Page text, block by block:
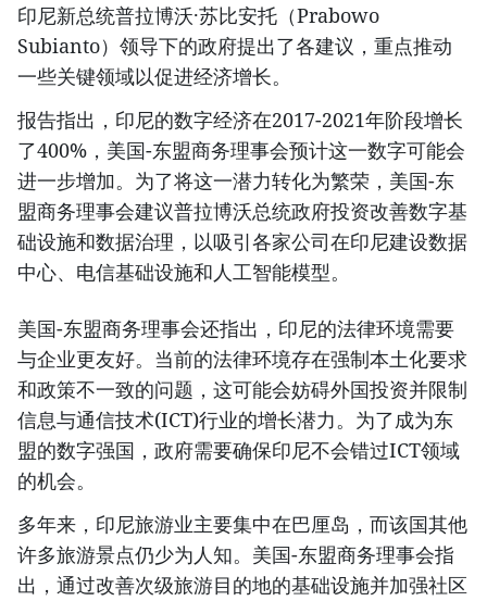
印尼新总统普拉博沃·苏比安托（Prabowo
Subianto）领导下的政府提出了各建议，重点推动
一些关键领域以促进经济增长。
报告指出，印尼的数字经济在2017-2021年阶段增长
了400%，美国-东盟商务理事会预计这一数字可能会
进一步增加。为了将这一潜力转化为繁荣，美国-东
盟商务理事会建议普拉博沃总统政府投资改善数字基
础设施和数据治理，以吸引各家公司在印尼建设数据
中心、电信基础设施和人工智能模型。
美国-东盟商务理事会还指出，印尼的法律环境需要
与企业更友好。当前的法律环境存在强制本土化要求
和政策不一致的问题，这可能会妨碍外国投资并限制
信息与通信技术(ICT)行业的增长潜力。为了成为东
盟的数字强国，政府需要确保印尼不会错过ICT领域
的机会。
多年来，印尼旅游业主要集中在巴厘岛，而该国其他
许多旅游景点仍少为人知。美国-东盟商务理事会指
出，通过改善次级旅游目的地的基础设施并加强社区